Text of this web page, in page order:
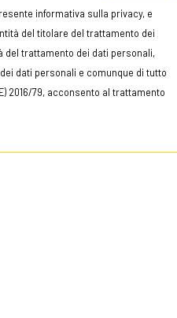
informativa sulla privacy, e
del titolare del trattamento dei
del trattamento dei dati personali,
dati personali e comunque di tutto
2016/79, acconsento al trattamento